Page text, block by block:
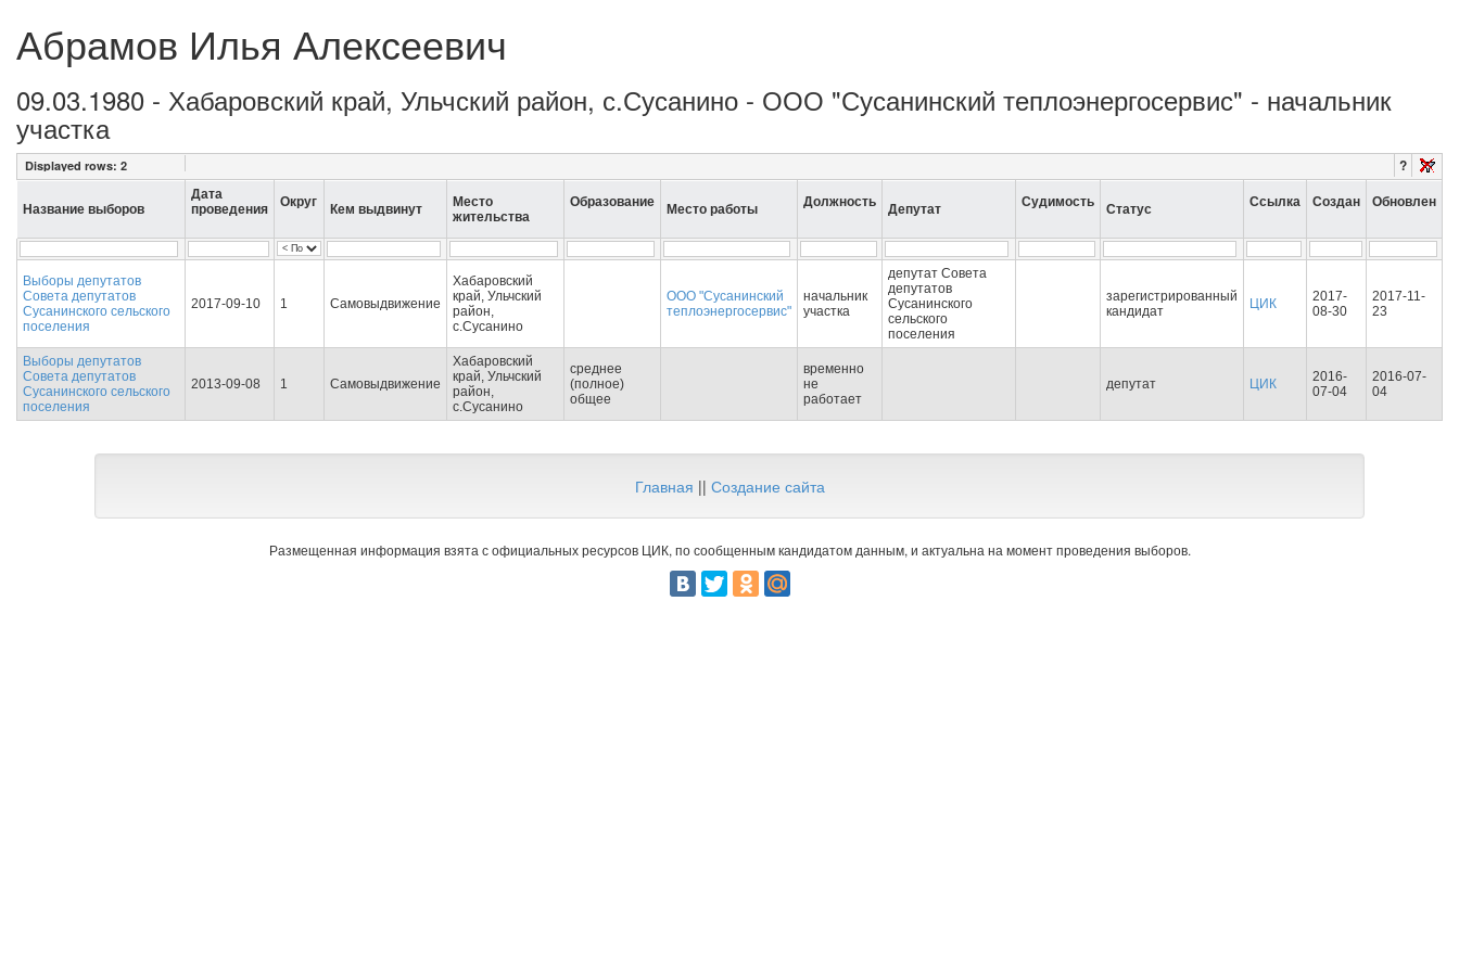
Абрамов Илья Алексеевич
09.03.1980 - Хабаровский край, Ульчский район, с.Сусанино - ООО "Сусанинский теплоэнергосервис" - начальник
участка
Displayed rows: 2 ?
Название выборов
Дата
проведения
Округ Кем выдвинут
Место
жительства
Образование Место работы Должность Депутат Судимость Статус Ссылка Создан Обновлен
Выборы депутатов
Совета депутатов
Сусанинского сельского
поселения
2017-09-10 1 Самовыдвижение
Хабаровский
край, Ульчский
район,
с.Сусанино
ООО "Сусанинский
теплоэнергосервис"
начальник
участка
депутат Совета
депутатов
Сусанинского
сельского
поселения
зарегистрированный
кандидат
ЦИК
2017-
08-30
2017-11-
23
Выборы депутатов
Совета депутатов
Сусанинского сельского
поселения
2013-09-08 1 Самовыдвижение
Хабаровский
край, Ульчский
район,
с.Сусанино
среднее
(полное)
общее
временно
не
работает
депутат ЦИК
2016-
07-04
2016-07-
04
Главная || Создание сайта
Размещенная информация взята с официальных ресурсов ЦИК, по сообщенным кандидатом данным, и актуальна на момент проведения выборов.